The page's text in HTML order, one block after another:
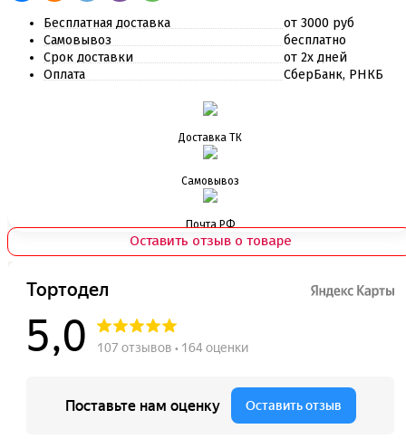
Бесплатная доставка
от 3000 руб
Самовывоз
бесплатно
Срок доставки
от 2х дней
Оплата
СберБанк, РНКБ
Доставка ТК
Самовывоз
Почта РФ
Оставить отзыв о товаре